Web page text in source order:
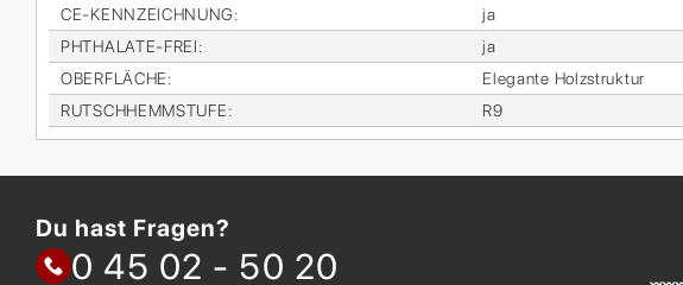
CE-KENN­ZEICH­NUNG:
ja
PHTHA­LA­TE-FREI:
ja
OBER­FLÄ­CHE:
Ele­gan­te Holz­struk­tur
RUTSCH­HEMM­STU­FE: R9
Du hast Fragen?
0 45 02 - 50 20